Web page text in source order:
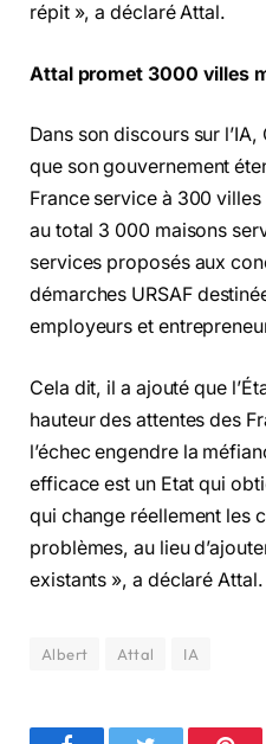
répit », a déclaré Attal.
Attal promet 3000 villes
Dans son discours sur
que son gouvernement
France service à 300
au total 3 000 maisons
services proposés aux
démarches URSAF
employeurs et
Cela dit, il a ajouté que
hauteur des attentes des
l’échec engendre la
efficace est un Etat qui
qui change réellement les
problèmes, au lieu
existants », a déclaré Attal.
Albert Attal IA